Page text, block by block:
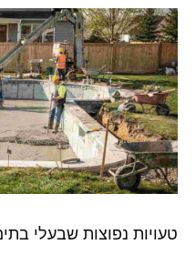
טעויות נפוצות שבעלי